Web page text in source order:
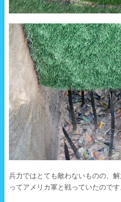
兵力ではとても敵わないものの、
ってアメリカ軍と戦っていたのです